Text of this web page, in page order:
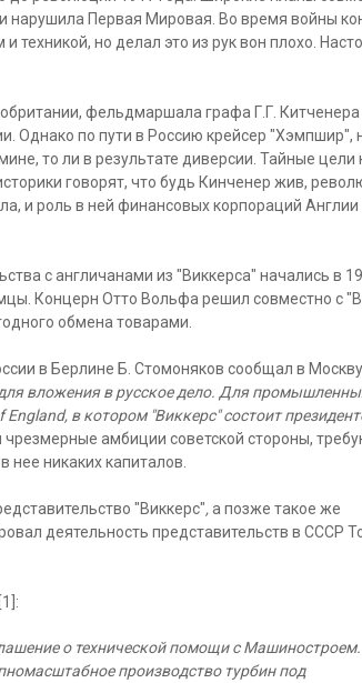
нарушила Первая Мировая. Во время войны
но делал это из рук вон плохо.
фельдмаршала графа Г.Г.
Однако по пути в Россию крейсер "Хэмпшир",
то ли в результате диверсии. Тайные цели
говорят, что будь Кинченер жив,
и роль в ней финансовых корпораций
с англичанами из "Виккерса" начались в
Концерн Отто Вольфа решил совместно с
обмена товарами.
в Берлине Б. Стомоняков сообщал в
вложения в русское дело. Для
в котором "Виккерс" состоит
чрезмерные амбиции советской стороны,
нее никаких капиталов.
"Виккерс",а позже такое же
деятельность представительств в СССР
о технической помощи с
производство турбин под